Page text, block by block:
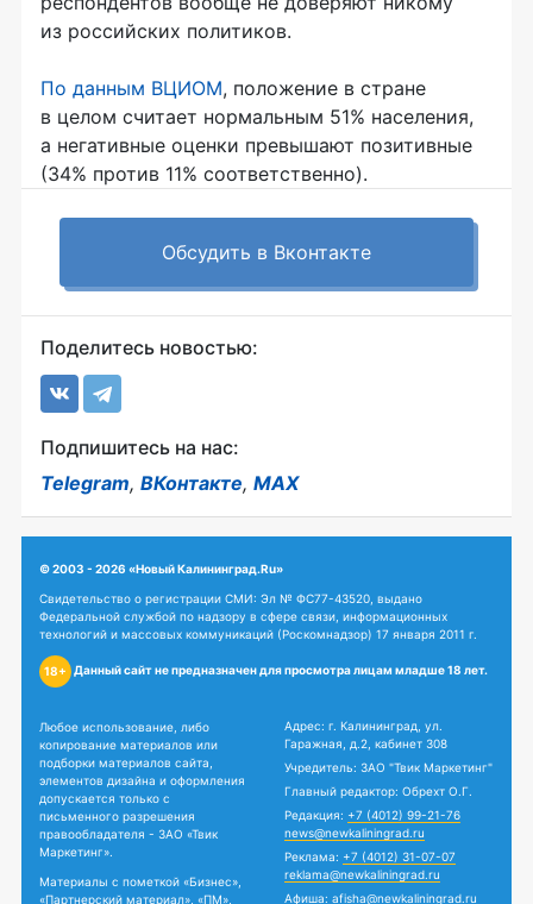
из российских политиков.
По данным ВЦИОМ, положение в стране
в целом считает нормальным 51% населения,
а негативные оценки превышают позитивные
(34% против 11% соответственно).
Обсудить в Вконтакте
Поделитесь новостью:
Подпишитесь на нас:
Telegram, ВКонтакте, MAX
© 2003 - 2026 «Новый Калининград.Ru»
Свидетельство о регистрации СМИ: Эл № ФС77-43520, выдано
Федеральной службой по надзору в сфере связи, информационных
технологий и массовых коммуникаций (Роскомнадзор) 17 января 2011 г.
18+ Данный сайт не предназначен для просмотра лицам младше 18 лет.
Любое использование, либо
копирование материалов или
подборки материалов сайта,
элементов дизайна и оформления
допускается только с
письменного разрешения
правообладателя - ЗАО «Твик
Маркетинг».
Материалы с пометкой «Бизнес»,
«Партнерский материал», «ПМ»,
Адрес: г. Калининград, ул.
Гаражная, д.2, кабинет 308
Учредитель: ЗАО "Твик Маркетинг"
Главный редактор: Обрехт О.Г.
Редакция: +7 (4012) 99-21-76
news@newkaliningrad.ru
Реклама: +7 (4012) 31-07-07
reklama@newkaliningrad.ru
Афиша: afisha@newkaliningrad.ru